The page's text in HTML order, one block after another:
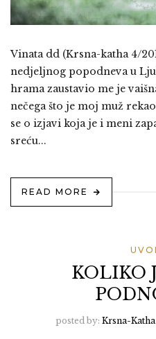
Vinata dd (Krsna-katha 4/
nedjeljnog popodneva u
hrama zaustavio me je
nečega što je moj muž
se o izjavi koja je i meni
sreću...
READ MORE
KOLIKO
posted by: Krsna-Katha